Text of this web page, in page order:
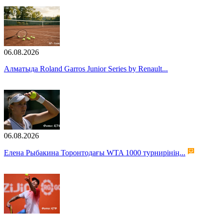
06.08.2026
Алматыда Roland Garros Junior Series by Renault...
06.08.2026
Елена Рыбакина Торонтодағы WTA 1000 турнирінің...